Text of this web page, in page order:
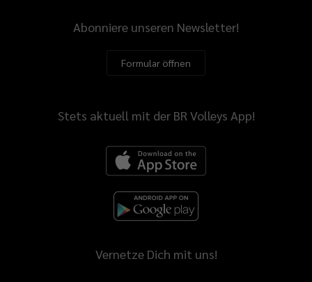
Abonniere unseren Newsletter!
Formular öffnen
Stets aktuell mit der BR Volleys App!
Vernetze Dich mit uns!